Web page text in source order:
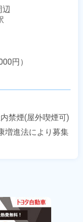
円）
禁煙(屋外喫煙可)
増進法により募集